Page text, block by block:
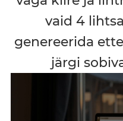
vaid 4
genereerida
järgi